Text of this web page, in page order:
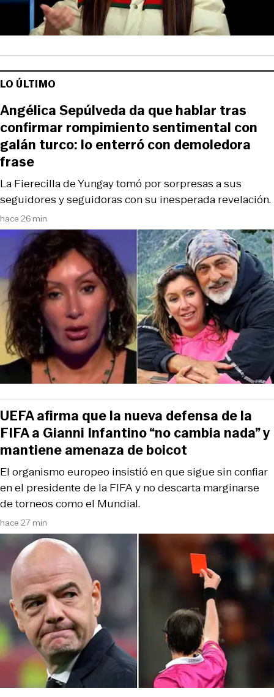
LO ÚLTIMO
hace 26 min
La Fierecilla de Yungay tomó por sorpresas a sus
seguidores y seguidoras con su inesperada revelación.
Angélica Sepúlveda da que hablar tras
confirmar rompimiento sentimental con
galán turco: lo enterró con demoledora
frase
hace 27 min
El organismo europeo insistió en que sigue sin confiar
en el presidente de la FIFA y no descarta marginarse
de torneos como el Mundial.
UEFA afirma que la nueva defensa de la
FIFA a Gianni Infantino “no cambia nada” y
mantiene amenaza de boicot